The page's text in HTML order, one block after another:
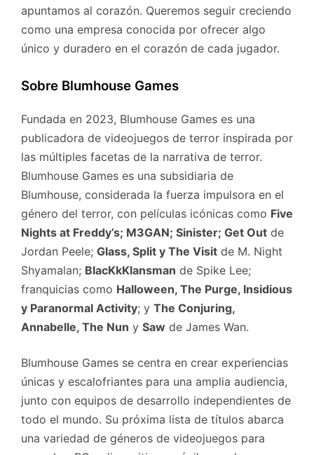
apuntamos al corazón. Queremos seguir creciendo
como una empresa conocida por ofrecer algo
único y duradero en el corazón de cada jugador.
Sobre Blumhouse Games
Fundada en 2023, Blumhouse Games es una
publicadora de videojuegos de terror inspirada por
las múltiples facetas de la narrativa de terror.
Blumhouse Games es una subsidiaria de
Blumhouse, considerada la fuerza impulsora en el
género del terror, con películas icónicas como Five
Nights at Freddy’s; M3GAN; Sinister; Get Out de
Jordan Peele; Glass, Split y The Visit de M. Night
Shyamalan; BlacKkKlansman de Spike Lee;
franquicias como Halloween, The Purge, Insidious
y Paranormal Activity; y The Conjuring,
Annabelle, The Nun y Saw de James Wan.
Blumhouse Games se centra en crear experiencias
únicas y escalofriantes para una amplia audiencia,
junto con equipos de desarrollo independientes de
todo el mundo. Su próxima lista de títulos abarca
una variedad de géneros de videojuegos para